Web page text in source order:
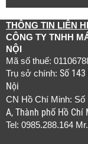
THÔNG TIN LIÊN
CÔNG TY TNHH
NỘI
Mã số thuế:
Trụ sở chính: Số
Nội
CN Hồ Chí Minh: Số
A, Thành phố Hồ Chí
Tel: 0985.288.164